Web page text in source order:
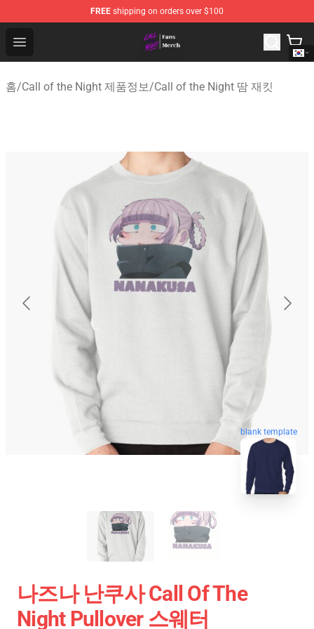
FREE shipping on orders over $100
Open menu
Call of the Night Store - Official Call of the Night
홈/Call of the Night 제품정보/Call of the Night 땀 재킷
blank template
나즈나 난쿠사 Call Of The
Night Pullover 스웨터